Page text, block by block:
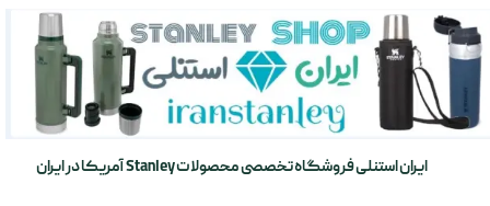
ایران استنلی فروشگاه تخصصی محصولات Stanley آمریکا در ایران
حساب کاربری من
تغییر گذر واژه